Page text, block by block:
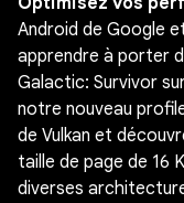
Android de Google
apprendre à porter
Galactic: Survivor
notre nouveau
de Vulkan et
taille de page de 16
diverses